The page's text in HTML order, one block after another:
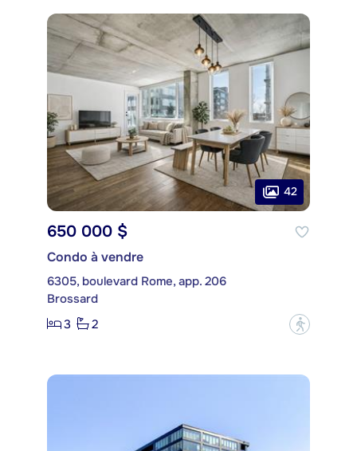
42
650 000 $
Condo à vendre
6305, boulevard Rome, app. 206
Brossard
3
2 ?